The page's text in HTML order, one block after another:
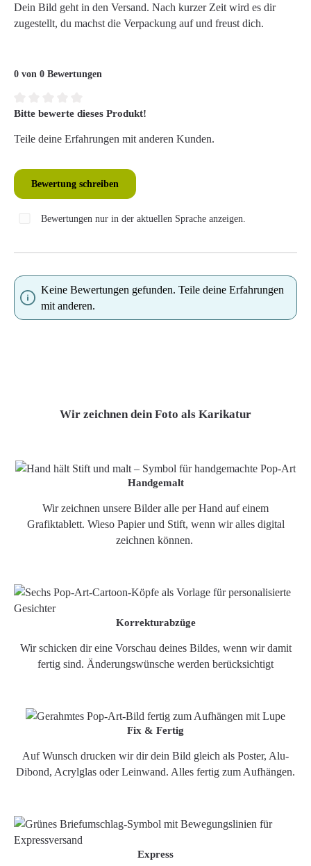
Dein Bild geht in den Versand. Nach kurzer Zeit wird es dir
zugestellt, du machst die Verpackung auf und freust dich.
0 von 0 Bewertungen
Durchschnittliche Bewertung von 0 von 5 Sternen
Bitte bewerte dieses Produkt!
Teile deine Erfahrungen mit anderen Kunden.
Bewertung schreiben
Bewertungen nur in der aktuellen Sprache anzeigen.
Keine Bewertungen gefunden. Teile deine Erfahrungen
mit anderen.
Wir zeichnen dein Foto als Karikatur
Handgemalt
Wir zeichnen unsere Bilder alle per Hand auf einem
Grafiktablett. Wieso Papier und Stift, wenn wir alles digital
zeichnen können.
Korrekturabzüge
Wir schicken dir eine Vorschau deines Bildes, wenn wir damit
fertig sind. Änderungswünsche werden berücksichtigt
Fix & Fertig
Auf Wunsch drucken wir dir dein Bild gleich als Poster, Alu-
Dibond, Acrylglas oder Leinwand. Alles fertig zum Aufhängen.
Express